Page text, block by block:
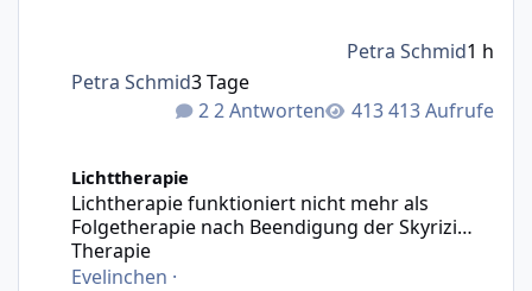
2 Antworten 413 Aufrufe
Petra Schmid3 Tage
Petra Schmid1 h
Lichttherapie
Lichtherapie funktioniert nicht mehr als
Folgetherapie nach Beendigung der Skyrizi
Therapie
Evelinchen ·